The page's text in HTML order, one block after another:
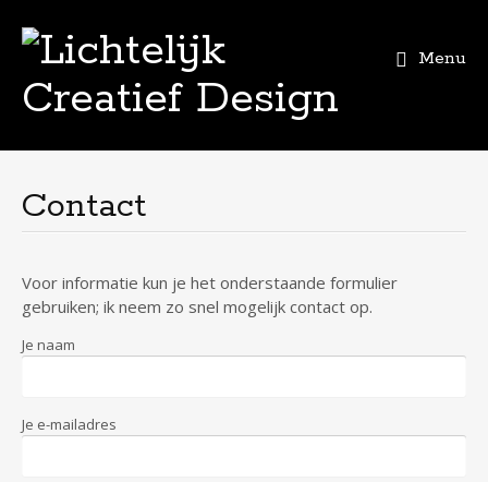
Menu
Contact
Voor informatie kun je het onderstaande formulier
gebruiken; ik neem zo snel mogelijk contact op.
Je naam
Je e-mailadres